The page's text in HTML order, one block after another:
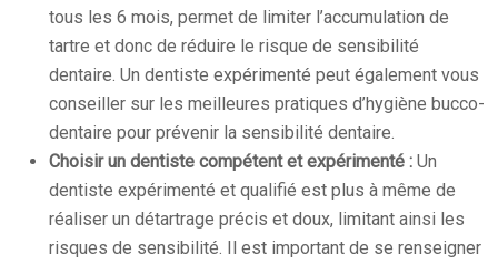
tous les 6 mois, permet de limiter l’accumulation de
tartre et donc de réduire le risque de sensibilité
dentaire. Un dentiste expérimenté peut également vous
conseiller sur les meilleures pratiques d’hygiène bucco-
dentaire pour prévenir la sensibilité dentaire.
Choisir un dentiste compétent et expérimenté : Un
dentiste expérimenté et qualifié est plus à même de
réaliser un détartrage précis et doux, limitant ainsi les
risques de sensibilité. Il est important de se renseigner